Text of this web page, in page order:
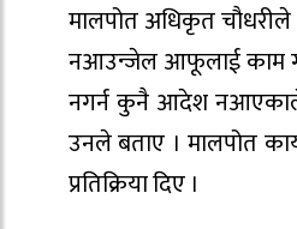
मालपोत अधिकृत
नआउन्जेल आफूलाई काम
नगर्न कुनै आदेश नआएकाले
उनले बताए । मालपोत
प्रतिक्रिया दिए ।